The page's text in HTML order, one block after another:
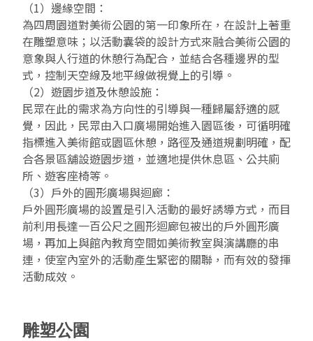
（1）邊緣空間：
為四周園道對美術公園的第一印象所在，在設計上著重
在雕塑意味；以活動囊袋的設計方式來融合美術公園的
意象與人行道的休憩行為配合，並結合各種邊界的型
式，控制天空線及地平線做視覺上的引導。
（2）遊園步道及休憩設施：
民眾在此的需求為方向性的引導與一種歸屬舒適的感
覺，因此，民眾由入口廣場開始進入園區後，可循明確
指標進入美術館或園區休憩，路徑及通道規劃明確，配
合各景區舖設遊園步道，並適地提供休息區、公共廁
所、遊客座椅等。
（3）戶外的圓形廣場與迴廊：
戶外圓形廣場的設置是引入活動的最好誘導方式，而目
前利用長達一百公尺之圓形迴廊包被出的戶外圓形廣
場，再加上與館內教育空間如美術教室與演講廳的串
連，使室內室外的活動產生緊密的關聯，而有效的發揮
活動成效。
雕塑公園